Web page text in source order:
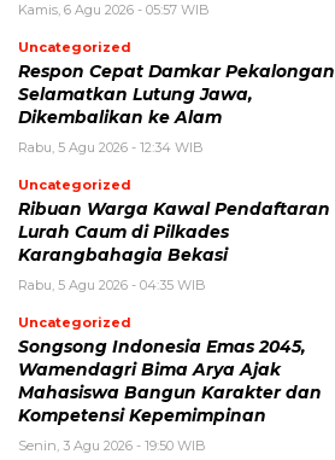
Kamis, 6 Agu 2026 - 05:57 WIB
Uncategorized
Respon Cepat Damkar Pekalongan
Selamatkan Lutung Jawa,
Dikembalikan ke Alam
Rabu, 5 Agu 2026 - 12:34 WIB
Uncategorized
Ribuan Warga Kawal Pendaftaran
Lurah Caum di Pilkades
Karangbahagia Bekasi
Rabu, 5 Agu 2026 - 04:35 WIB
Uncategorized
Songsong Indonesia Emas 2045,
Wamendagri Bima Arya Ajak
Mahasiswa Bangun Karakter dan
Kompetensi Kepemimpinan
Senin, 3 Agu 2026 - 19:50 WIB